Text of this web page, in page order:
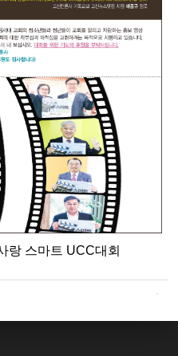
랑 스마트 UCC대회